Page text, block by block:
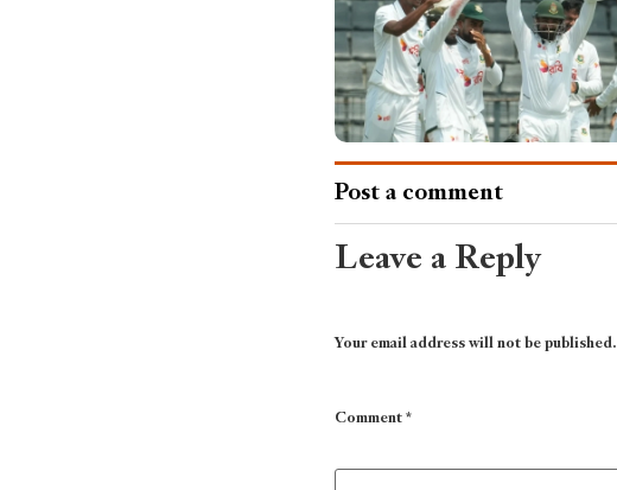
Post a comment
Leave a Reply
Your email address will not be published.
Comment*